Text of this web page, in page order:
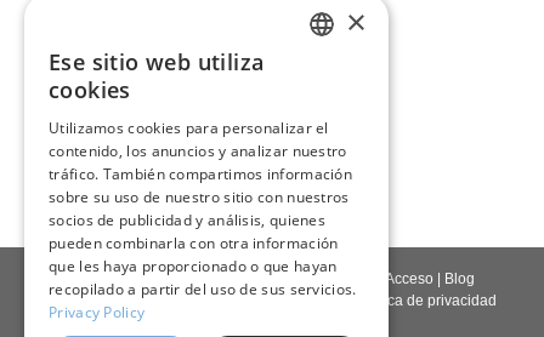
En Reflexión
129,00 €
Mujer Joven De Grecia
80,00 €
Contáctenos Quienes somos | Calidad giclée Acceso | Blog
Política de entrega| Política de devoluciones|Política de privacidad
GERMAN
FRENCH
SPANISH
×
Ese sitio web utiliza
cookies
Utilizamos cookies para personalizar el
contenido, los anuncios y analizar nuestro
tráfico. También compartimos información
sobre su uso de nuestro sitio con nuestros
socios de publicidad y análisis, quienes
pueden combinarla con otra información
que les haya proporcionado o que hayan
recopilado a partir del uso de sus servicios.
Privacy Policy